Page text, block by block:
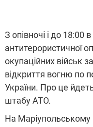
З опівночі і до 18:00
антитерористичної
окупаційних військ
відкриття вогню по
України. Про це
штабу АТО.
На Маріупольському